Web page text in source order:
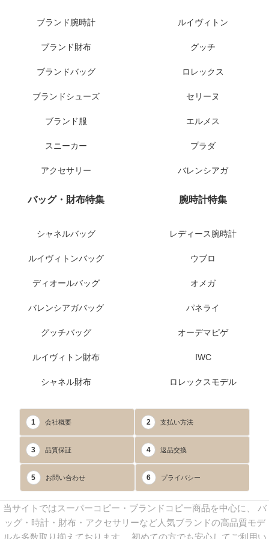
ブランド腕時計
ブランド財布
ブランドバッグ
ブランドシューズ
ブランド服
スニーカー
アクセサリー
ルイヴィトン
グッチ
ロレックス
セリーヌ
エルメス
プラダ
バレンシアガ
バッグ・財布特集
シャネルバッグ
ルイヴィトンバッグ
ディオールバッグ
バレンシアガバッグ
グッチバッグ
ルイヴィトン財布
シャネル財布
腕時計特集
レディース腕時計
ウブロ
オメガ
パネライ
オーデマピゲ
IWC
ロレックスモデル
1 会社概要 2 支払い方法
3 品質保証 4 返品交換
5 お問い合わせ 6 プライバシー
当サイトではスーパーコピー・ブランドコピー商品を中心に、 バ
ッグ・時計・財布・アクセサリーなど人気ブランドの高品質モデ
ルを多数取り揃えております。 初めての方でも安心してご利用い